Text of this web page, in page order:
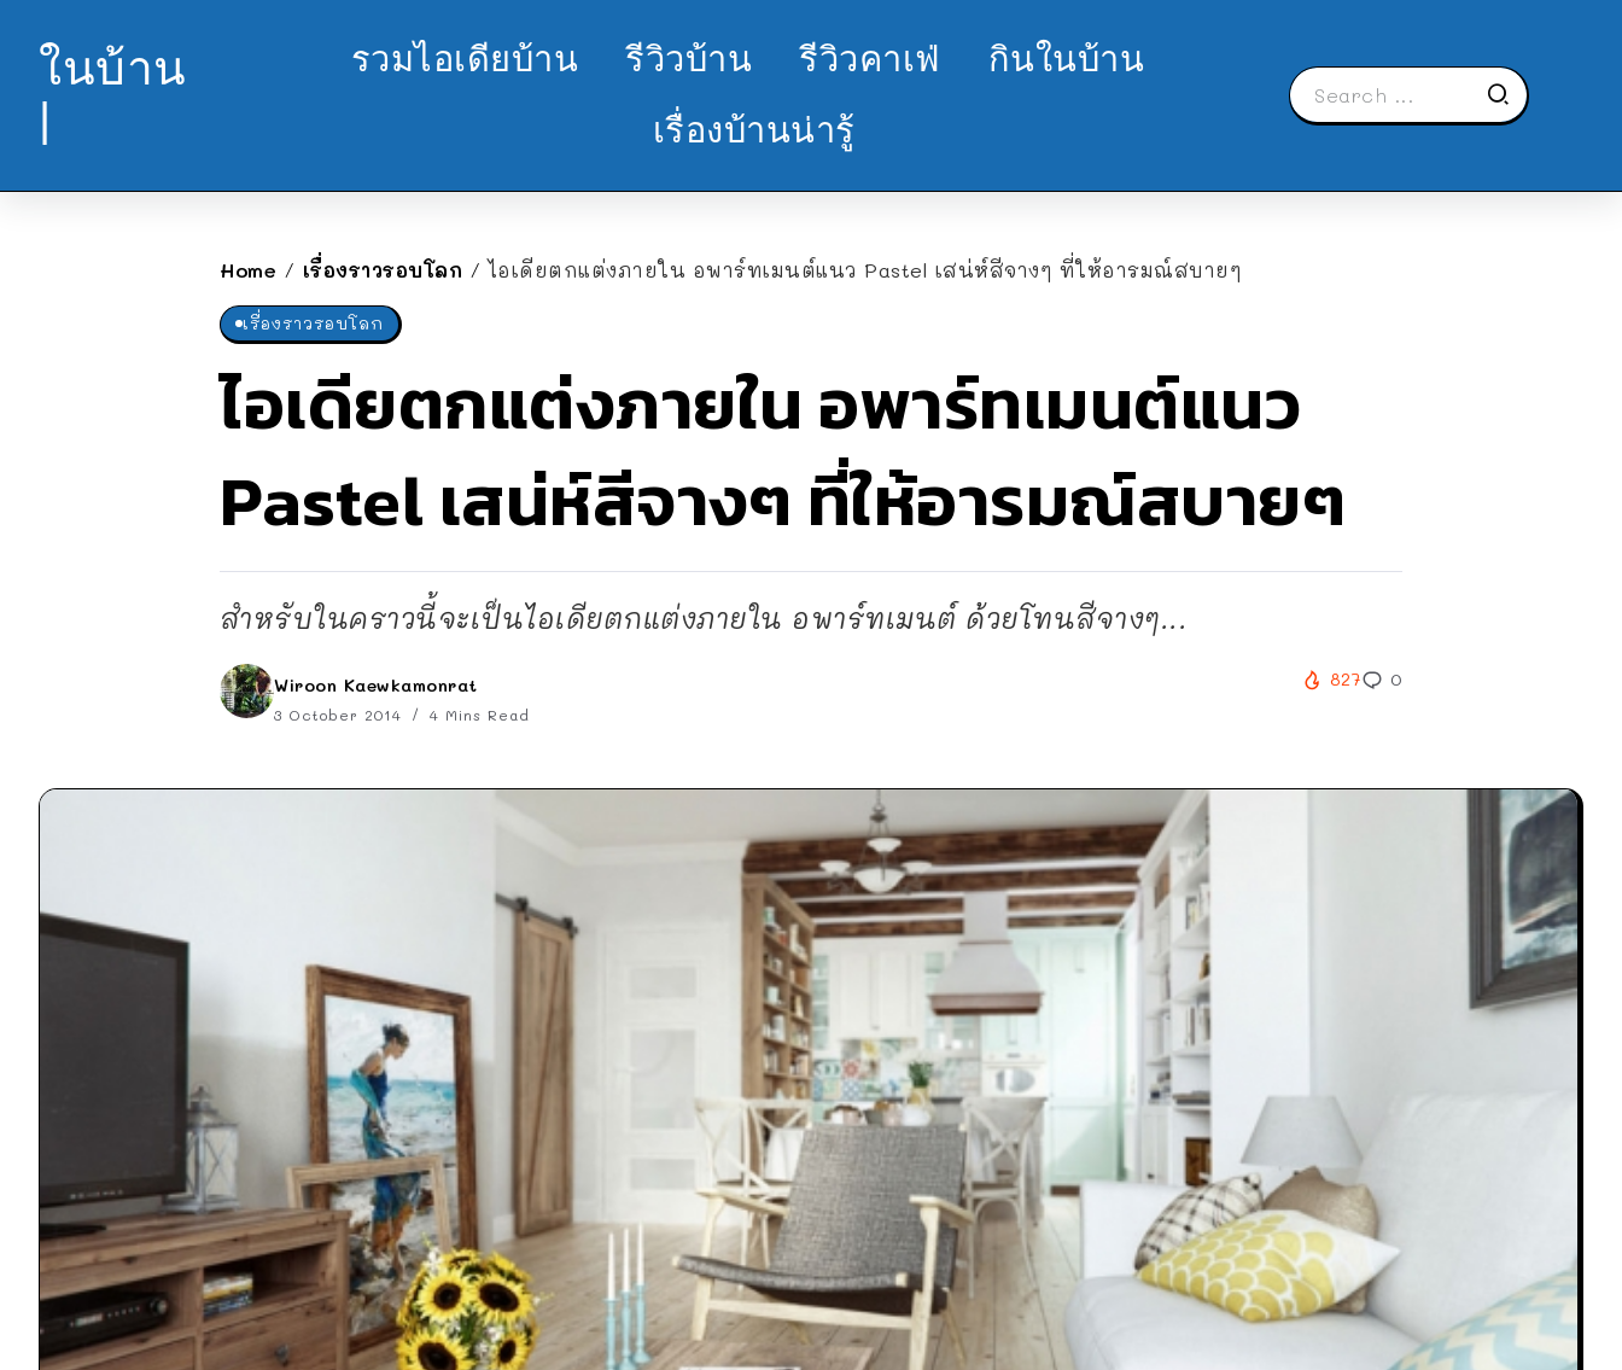
ในบ้าน
|
รวมไอเดียบ้าน รีวิวบ้าน รีวิวคาเฟ่
กินในบ้าน
เรื่องบ้านน่ารู้
Home / เรื่องราวรอบโลก / ไอเดียตกแต่งภายใน อพาร์ทเมนต์แนว Pastel เสน่ห์สีจางๆ ที่ให้อารมณ์สบายๆ
เรื่องราวรอบโลก
ไอเดียตกแต่งภายใน อพาร์ทเมนต์แนว
Pastel เสน่ห์สีจางๆ ที่ให้อารมณ์สบายๆ
สำหรับในคราวนี้จะเป็นไอเดียตกแต่งภายใน อพาร์ทเมนต์ ด้วยโทนสีจางๆ...
Wiroon Kaewkamonrat
3 October 2014 4 Mins Read
827 0